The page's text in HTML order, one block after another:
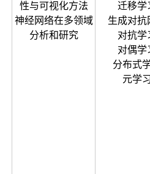
性与可视化方法
神经网络在多领域
分析和研究
迁移学
生成对抗
对抗学
对偶学
分布式
元学